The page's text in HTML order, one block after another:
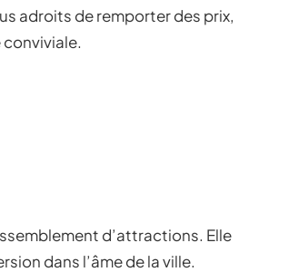
adroits de remporter des prix,
d’attractions. Elle
dans l’âme de la ville.